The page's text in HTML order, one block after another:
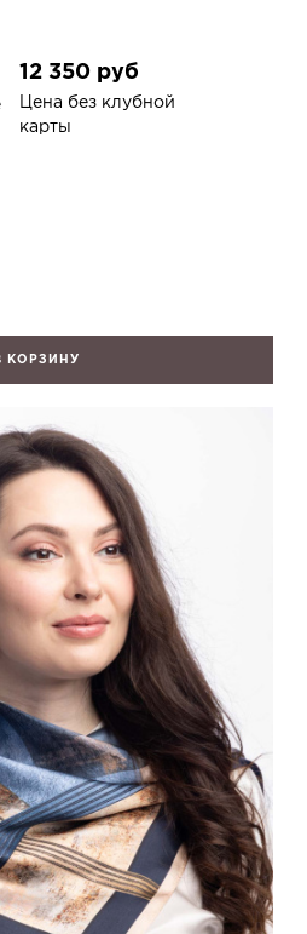
12 350 руб
Цена без клубной
карты
КОРЗИНУ